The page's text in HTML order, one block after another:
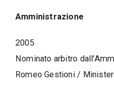
Amministrazione
2005
Nominato arbitro
Romeo Gestioni /